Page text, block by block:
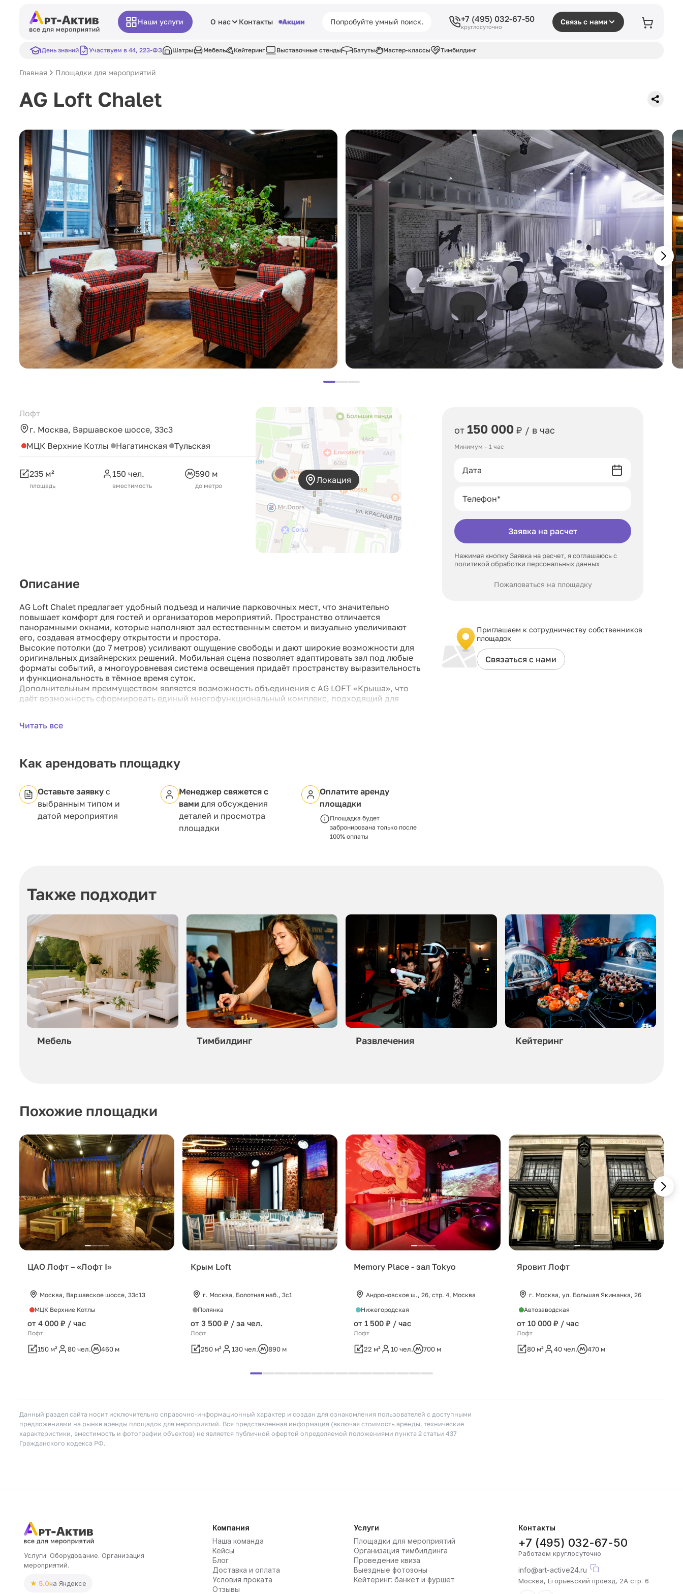
Наши услуги О нас Контакты Акции +7 (495) 032-67-50
круглосуточно
Связь с нами
День знаний Участвуем в 44, 223-ФЗ Шатры Мебель Кейтеринг Выставочные стенды Батуты Мастер-классы Тимбилдинг
Главная Площадки для мероприятий
AG Loft Chalet
Лофт
г. Москва, Варшавское шоссе, 33с3
МЦК Верхние Котлы
Нагатинская Тульская
235 м²
площадь
150 чел.
вместимость
590 м
до метро
Локация
Описание
AG Loft Chalet предлагает удобный подъезд и наличие парковочных мест, что значительно
повышает комфорт для гостей и организаторов мероприятий. Пространство отличается
панорамными окнами, которые наполняют зал естественным светом и визуально увеличивают
его, создавая атмосферу открытости и простора.
Высокие потолки (до 7 метров) усиливают ощущение свободы и дают широкие возможности для
оригинальных дизайнерских решений. Мобильная сцена позволяет адаптировать зал под любые
форматы событий, а многоуровневая система освещения придаёт пространству выразительность
и функциональность в тёмное время суток.
Дополнительным преимуществом является возможность объединения с AG LOFT «Крыша», что
даёт возможность сформировать единый многофункциональный комплекс, подходящий для
Читать все
Как арендовать площадку
Оставьте заявку с
выбранным типом и
датой мероприятия
Менеджер свяжется с
вами для обсуждения
деталей и просмотра
площадки
Оплатите аренду
площадки
Площадка будет
забронирована только после
100% оплаты
от 150 000 ₽ / в час
Минимум – 1 час
Заявка на расчет
Нажимая кнопку Заявка на расчет, я соглашаюсь с
политикой обработки персональных данных
Пожаловаться на площадку
Приглашаем к сотрудничеству собственников
площадок
Связаться с нами
Также подходит
Мебель Тимбилдинг Развлечения Кейтеринг
Похожие площадки
ЦАО Лофт – «Лофт I»
Москва, Варшавское шоссе, 33с13
МЦК Верхние Котлы
от 4 000 ₽ / час
Лофт
150 м² 80 чел. 460 м
Крым Loft
г. Москва, Болотная наб., 3с1
Полянка
от 3 500 ₽ / за чел.
Лофт
250 м² 130 чел. 890 м
Memory Place - зал Tokyo
Андроновское ш., 26, стр. 4, Москва
Нижегородская
от 1 500 ₽ / час
Лофт
22 м² 10 чел. 700 м
Яровит Лофт
г. Москва, ул. Большая Якиманка, 26
Автозаводская
от 10 000 ₽ / час
Лофт
80 м² 40 чел. 470 м
Данный раздел сайта носит исключительно справочно-информационный характер и создан для ознакомления пользователей с доступными
предложениями на рынке аренды площадок для мероприятий. Вся представленная информация (включая стоимость аренды, технические
характеристики, вместимость и фотографии объектов) не является публичной офертой определяемой положениями пункта 2 статьи 437
Гражданского кодекса РФ.
Услуги. Оборудование. Организация
мероприятий.
★ 5.0на Яндексе
Компания
Наша команда
Кейсы
Блог
Доставка и оплата
Условия проката
Отзывы
Услуги
Площадки для мероприятий
Организация тимбилдинга
Проведение квиза
Выездные фотозоны
Кейтеринг: банкет и фуршет
Контакты
+7 (495) 032-67-50
Работаем круглосуточно
info@art-active24.ru
Москва, Егорьевский проезд, 2А стр. 6